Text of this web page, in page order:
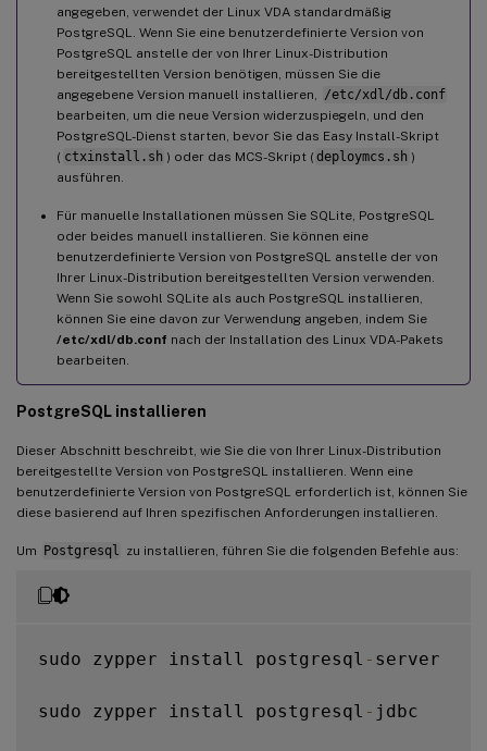
angegeben, verwendet der Linux VDA standardmäßig
PostgreSQL. Wenn Sie eine benutzerdefinierte Version von
PostgreSQL anstelle der von Ihrer Linux-Distribution
bereitgestellten Version benötigen, müssen Sie die
angegebene Version manuell installieren,
/etc/xdl/db.conf
bearbeiten, um die neue Version widerzuspiegeln, und den
PostgreSQL-Dienst starten, bevor Sie das Easy Install-Skript
( ctxinstall.sh ) oder das MCS-Skript ( deploymcs.sh )
ausführen.
Für manuelle Installationen müssen Sie SQLite, PostgreSQL
oder beides manuell installieren. Sie können eine
benutzerdefinierte Version von PostgreSQL anstelle der von
Ihrer Linux-Distribution bereitgestellten Version verwenden.
Wenn Sie sowohl SQLite als auch PostgreSQL installieren,
können Sie eine davon zur Verwendung angeben, indem Sie
/etc/xdl/db.conf nach der Installation des Linux VDA-Pakets
bearbeiten.
PostgreSQL installieren
Dieser Abschnitt beschreibt, wie Sie die von Ihrer Linux-Distribution
bereitgestellte Version von PostgreSQL installieren. Wenn eine
benutzerdefinierte Version von PostgreSQL erforderlich ist, können Sie
diese basierend auf Ihren spezifischen Anforderungen installieren.
Um Postgresql zu installieren, führen Sie die folgenden Befehle aus:
sudo zypper install postgresql - server
sudo zypper install postgresql - jdbc